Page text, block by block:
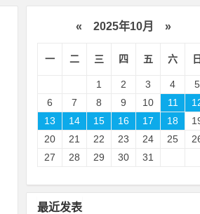
« 2025年10月 »
一 二 三 四 五 六 日
1 2 3 4
5
6
7 8 9 10 11
13
14 15 16 17 18
20
21 22 23 24 25
27
28 29 30 31
最近发表